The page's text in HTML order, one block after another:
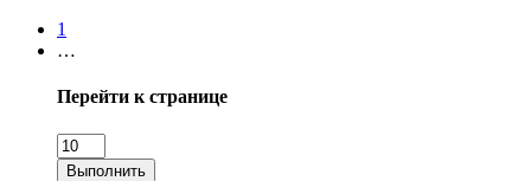
1
…
Перейти к странице
Выполнить